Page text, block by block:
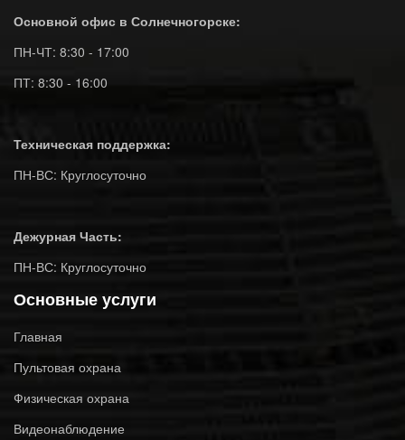
Основной офис в Солнечногорске:
ПН-ЧТ: 8:30 - 17:00
ПТ: 8:30 - 16:00
Техническая поддержка:
ПН-ВС: Круглосуточно
Дежурная Часть:
ПН-ВС: Круглосуточно
Основные услуги
Главная
Пультовая охрана
Физическая охрана
Видеонаблюдение